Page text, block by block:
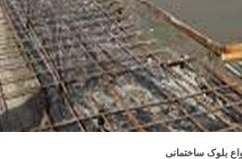
بلوک ساختمانی